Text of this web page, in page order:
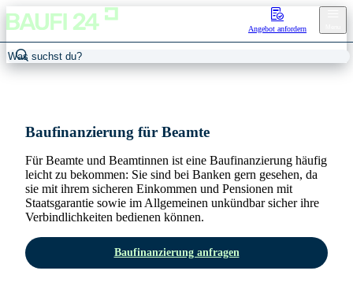
Angebot anfordern
Baufinanzierung für Beamte
Für Beamte und Beamtinnen ist eine Baufinanzierung häufig
leicht zu bekommen: Sie sind bei Banken gern gesehen, da
sie mit ihrem sicheren Einkommen und Pensionen mit
Staatsgarantie sowie im Allgemeinen unkündbar sicher ihre
Verbindlichkeiten bedienen können.
Baufinanzierung anfragen